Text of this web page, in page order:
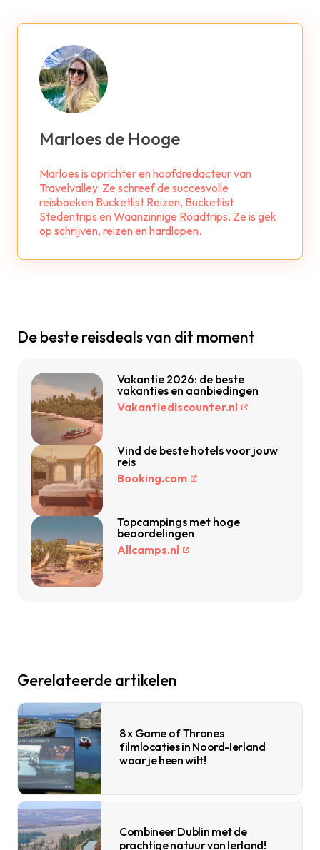
Marloes de Hooge
Marloes is oprichter en hoofdredacteur van
Travelvalley. Ze schreef de succesvolle
reisboeken Bucketlist Reizen, Bucketlist
Stedentrips en Waanzinnige Roadtrips. Ze is gek
op schrijven, reizen en hardlopen.
De beste reisdeals van dit moment
Vakantie 2026: de beste
vakanties en aanbiedingen
Vakantiediscounter.nl
Vind de beste hotels voor jouw
reis
Booking.com
Topcampings met hoge
beoordelingen
Allcamps.nl
Gerelateerde artikelen
8 x Game of Thrones
filmlocaties in Noord-Ierland
waar je heen wilt!
Combineer Dublin met de
prachtige natuur van Ierland!